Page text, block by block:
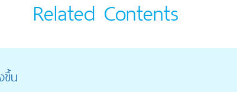
Related Contents
ขึ้น